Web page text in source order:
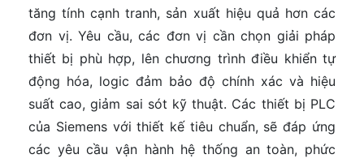
tăng tính cạnh tranh, sản xuất hiệu quả hơn các
đơn vị. Yêu cầu, các đơn vị cần chọn giải pháp
thiết bị phù hợp, lên chương trình điều khiển tự
động hóa, logic đảm bảo độ chính xác và hiệu
suất cao, giảm sai sót kỹ thuật. Các thiết bị PLC
của Siemens với thiết kế tiêu chuẩn, sẽ đáp ứng
các yêu cầu vận hành hệ thống an toàn, phức